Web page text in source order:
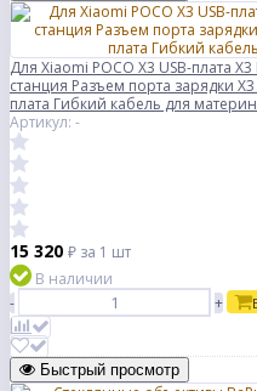
Для Xiaomi POCO X3 USB-плата
станция Разъем порта зарядки
плата Гибкий кабель для
Артикул: -
15 320 ₽ за 1 шт
В наличии
-
+
Быстрый просмотр